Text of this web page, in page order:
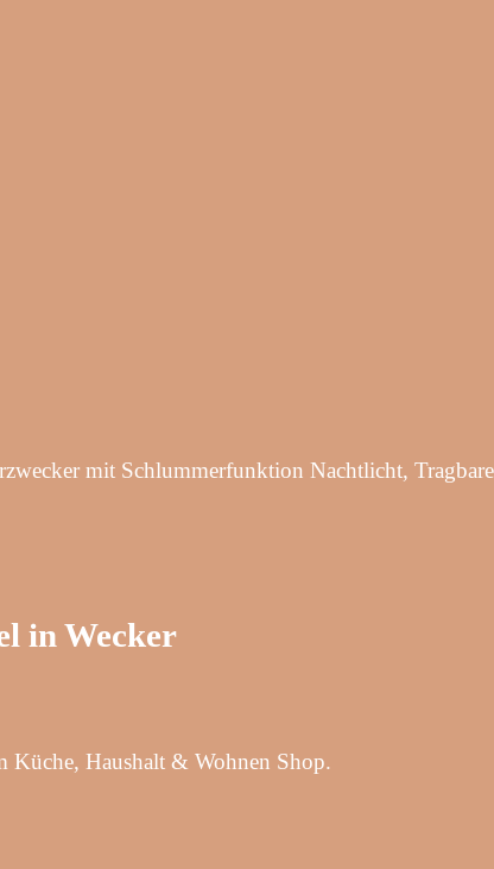
mit Schlummerfunktion Nachtlicht,
in Wecker
Haushalt & Wohnen Shop.